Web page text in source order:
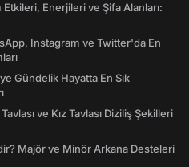
Enerjileri ve Şifa Alanları:
Instagram ve Twitter'da En
Gündelik Hayatta En Sık
ve Kız Tavlası Diziliş Şekilleri
Majör ve Minör Arkana Desteleri